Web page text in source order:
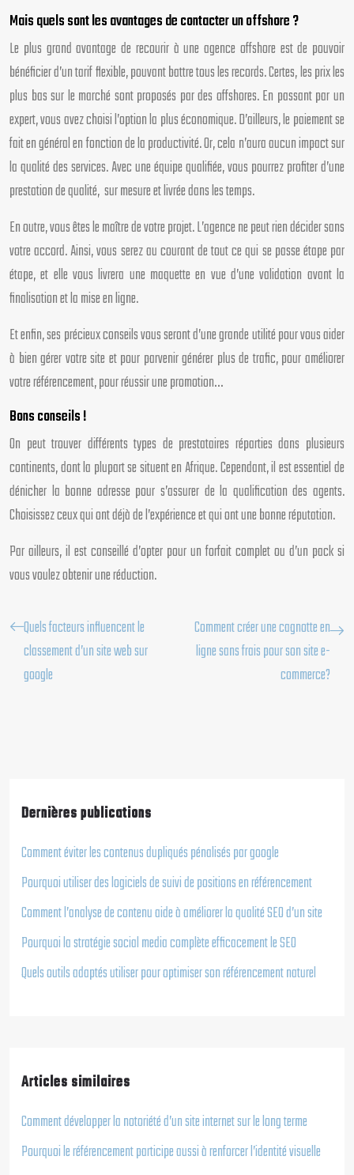
Mais quels sont les avantages de contacter un offshore ?
Le plus grand avantage de recourir à une agence offshore est de pouvoir
bénéficier d’un tarif flexible, pouvant battre tous les records. Certes, les prix les
plus bas sur le marché sont proposés par des offshores. En passant par un
expert, vous avez choisi l’option la plus économique. D’ailleurs, le paiement se
fait en général en fonction de la productivité. Or, cela n’aura aucun impact sur
la qualité des services. Avec une équipe qualifiée, vous pourrez profiter d’une
prestation de qualité, sur mesure et livrée dans les temps.
En outre, vous êtes le maître de votre projet. L’agence ne peut rien décider sans
votre accord. Ainsi, vous serez au courant de tout ce qui se passe étape par
étape, et elle vous livrera une maquette en vue d’une validation avant la
finalisation et la mise en ligne.
Et enfin, ses précieux conseils vous seront d’une grande utilité pour vous aider
à bien gérer votre site et pour parvenir générer plus de trafic, pour améliorer
votre référencement, pour réussir une promotion…
Bons conseils !
On peut trouver différents types de prestataires réparties dans plusieurs
continents, dont la plupart se situent en Afrique. Cependant, il est essentiel de
dénicher la bonne adresse pour s’assurer de la qualification des agents.
Choisissez ceux qui ont déjà de l’expérience et qui ont une bonne réputation.
Par ailleurs, il est conseillé d’opter pour un forfait complet ou d’un pack si
vous voulez obtenir une réduction.
Quels facteurs influencent le
classement d’un site web sur
google
Comment créer une cagnotte en
ligne sans frais pour son site e-
commerce?
Dernières publications
Comment éviter les contenus dupliqués pénalisés par google
Pourquoi utiliser des logiciels de suivi de positions en référencement
Comment l’analyse de contenu aide à améliorer la qualité SEO d’un site
Pourquoi la stratégie social media complète efficacement le SEO
Quels outils adaptés utiliser pour optimiser son référencement naturel
Articles similaires
Comment développer la notoriété d’un site internet sur le long terme
Pourquoi le référencement participe aussi à renforcer l’identité visuelle